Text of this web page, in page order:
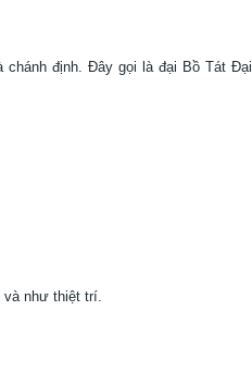
chánh định. Ðây gọi là đại Bồ Tát Ðại
như thiệt trí.